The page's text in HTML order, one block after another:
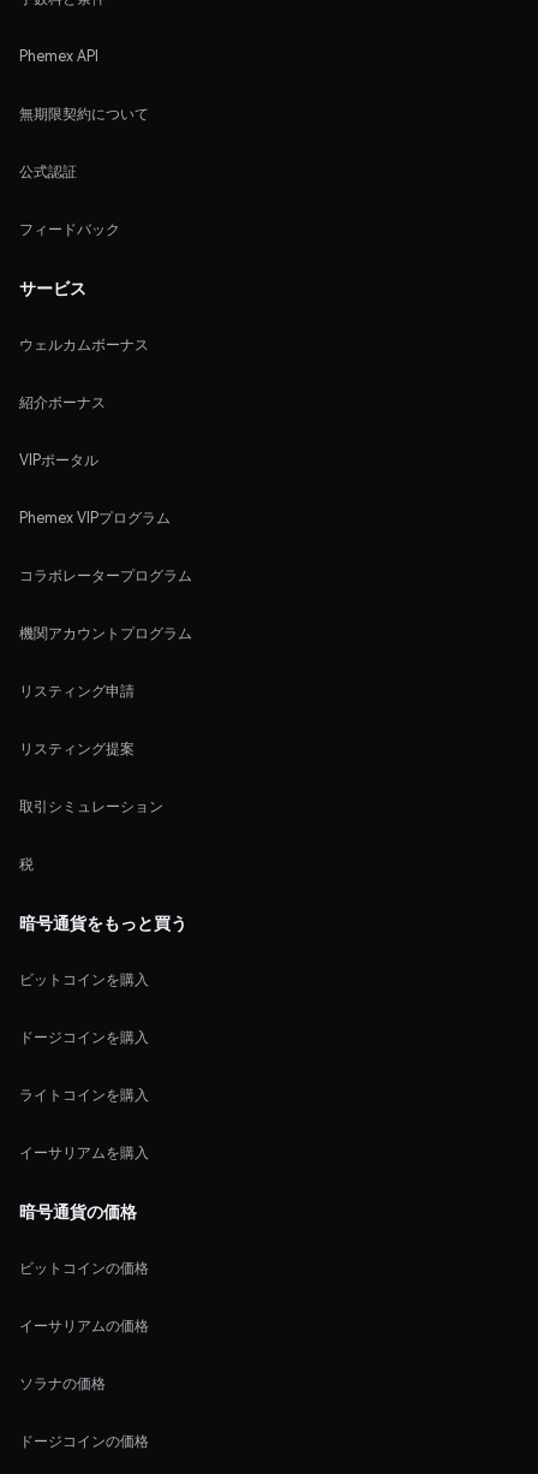
Phemex API
無期限契約について
公式認証
フィードバック
サービス
ウェルカムボーナス
紹介ボーナス
VIPポータル
Phemex VIPプログラム
コラボレータープログラム
機関アカウントプログラム
リスティング申請
リスティング提案
取引シミュレーション
税
暗号通貨をもっと買う
ビットコインを購入
ドージコインを購入
ライトコインを購入
イーサリアムを購入
暗号通貨の価格
ビットコインの価格
イーサリアムの価格
ソラナの価格
ドージコインの価格